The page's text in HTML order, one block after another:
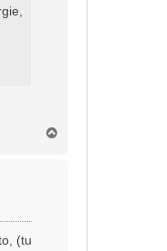
(tu